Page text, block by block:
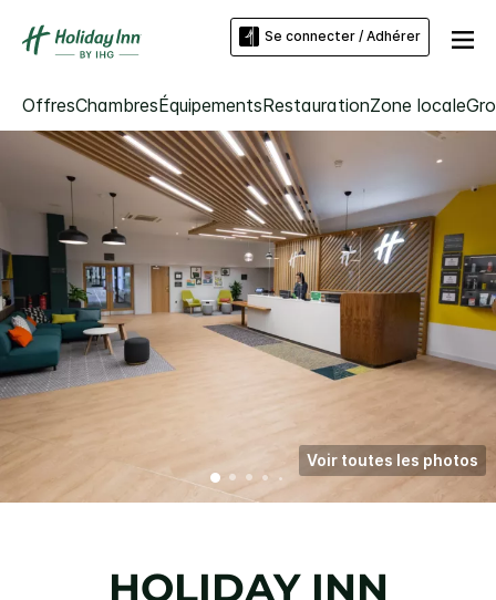
Se connecter / Adhérer
OffresChambresÉquipementsRestaurationZone locale
Voir toutes les photos
HOLIDAY INN